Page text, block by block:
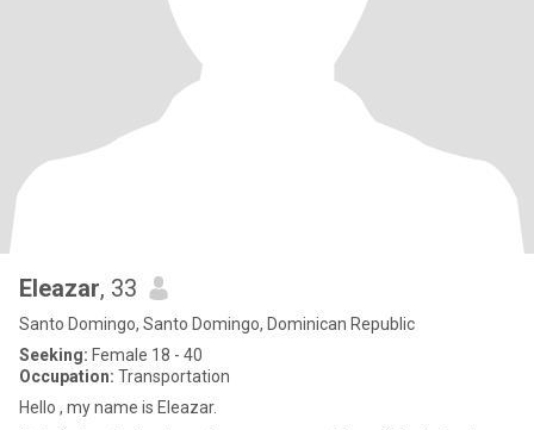
Eleazar, 33
Santo Domingo, Santo Domingo, Dominican Republic
Seeking: Female 18 - 40
Occupation: Transportation
Hello , my name is Eleazar.